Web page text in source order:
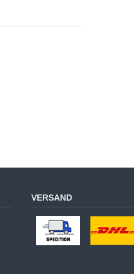
VERSAND